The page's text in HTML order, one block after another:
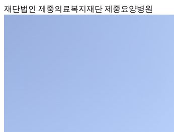
재단법인 제중의료복지재단 제중요양병원